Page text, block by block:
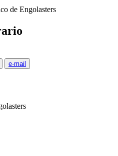
de Engolasters
e-mail